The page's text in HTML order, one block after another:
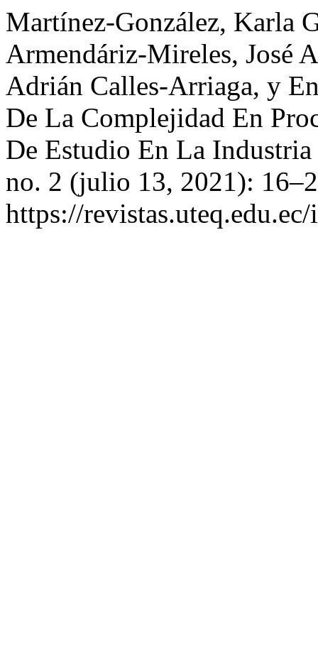
Martínez-González, Karla
Armendáriz-Mireles, José
Adrián Calles-Arriaga, y
De La Complejidad En
De Estudio En La
no. 2 (julio 13, 2021):
https://